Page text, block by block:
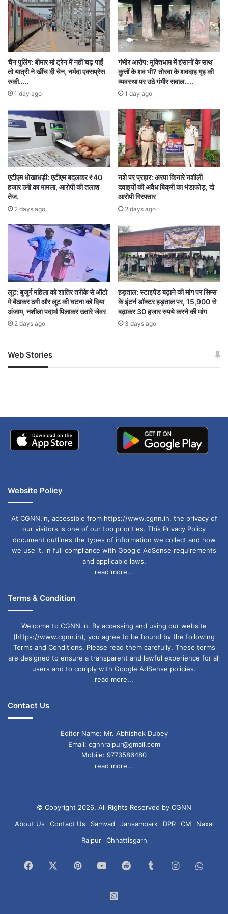
चैन पुलिंग: बीमार मां ट्रेन में नहीं चढ़ पाईं
तो यात्री ने खींच दी चेन, नर्मदा एक्सप्रेस
रुकी…..
1 day ago
गंभीर आरोप: मुक्तिधाम में इंसानों के साथ
कुत्तों के शव भी? तोरवा के शवदाह गृह की
व्यवस्था पर उठे गंभीर सवाल…..
1 day ago
एटीएम धोखाधड़ी: एटीएम बदलकर ₹40
हजार ठगी का मामला, आरोपी की तलाश
तेज.
2 days ago
नशे पर प्रहार: अरपा किनारे नशीली
दवाइयों की अवैध बिक्री का भंडाफोड़, दो
आरोपी गिरफ्तार
2 days ago
लूट: बुजुर्ग महिला को शातिर तरीके से ऑटो
मे बैठाकर ठगी और लूट की घटना को दिया
अंजाम, नशीला पदार्थ पिलाकर उतारे जेवर
2 days ago
हड़ताल: स्टाइपेंड बढ़ाने की मांग पर सिम्स
के इंटर्न डॉक्टर हड़ताल पर, 15,900 से
बढ़ाकर 30 हजार रुपये करने की मांग
3 days ago
Web Stories
जम्मू-कश्मीर में बारिश से
अपडेट
खाई में धक्का… आरोपियों ने
Website Policy
At CGNN.in, accessible from https://www.cgnn.in, the privacy of
our visitors is one of our top priorities. This Privacy Policy
document outlines the types of information we collect and how
we use it, in full compliance with Google AdSense requirements
and applicable laws.
read more...
Terms & Condition
Welcome to CGNN.in. By accessing and using our website
(https://www.cgnn.in), you agree to be bound by the following
Terms and Conditions. Please read them carefully. These terms
are designed to ensure a transparent and lawful experience for all
users and to comply with Google AdSense policies.
read more...
Contact Us
Editor Name: Mr. Abhishek Dubey
Email: cgnnraipur@gmail.com
Mobile: 9773586480
read more...
© Copyright 2026, All Rights Reserved by CGNN
About Us
Contact Us Samvad Jansampark DPR CM
Naxal
Raipur
Chhattisgarh
Facebook PinterestYouTubeReddit TumblrInstagram